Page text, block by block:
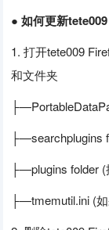
● 如何更新
1. 打开tete009
和文件夹
├—searchplugins
├—plugins folder (
├—tmemutil.ini (